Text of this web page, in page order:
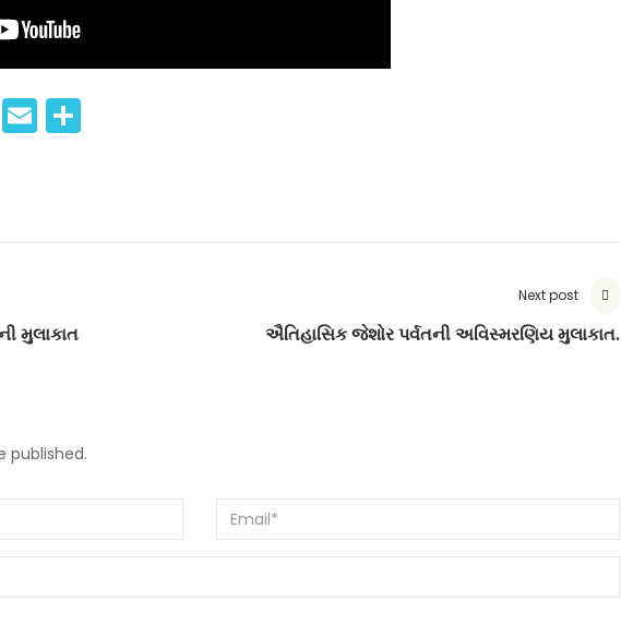
LinkedIn
Email
મુલાકાત
Next post
ઐતિહાસિક જેશોર પર્વતની અવિસ્મરણિય મુલાકાત.
published.